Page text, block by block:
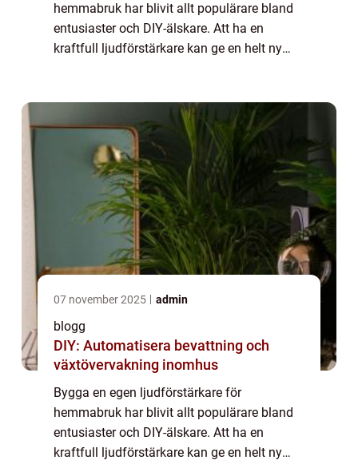
hemmabruk har blivit allt populärare bland
entusiaster och DIY-älskare. Att ha en
kraftfull ljudförstärkare kan ge en helt ny
07 november 2025 admin
blogg
DIY: Automatisera bevattning och
växtövervakning inomhus
Bygga en egen ljudförstärkare för
hemmabruk har blivit allt populärare bland
entusiaster och DIY-älskare. Att ha en
kraftfull ljudförstärkare kan ge en helt ny